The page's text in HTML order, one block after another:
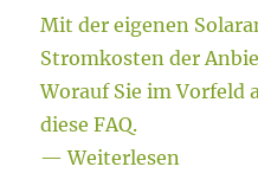
Mit der eigenen
Stromkosten der
Worauf Sie im Vorfeld
diese FAQ.
— Weiterlesen